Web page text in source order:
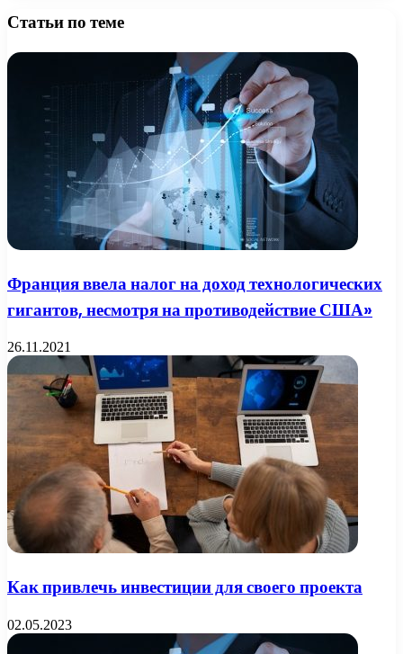
Статьи по теме
Франция ввела налог на доход технологических
гигантов, несмотря на противодействие США»
26.11.2021
Как привлечь инвестиции для своего проекта
02.05.2023